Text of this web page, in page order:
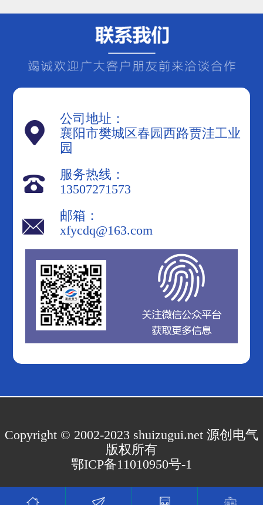
机等。在选择无功补
公司地址：
襄阳市樊城区春园西路贾洼工业
园
服务热线：
13507271573
邮箱：
xfycdq@163.com
Copyright © 2002-2023 shuizugui.net 源创电气
版权所有
鄂ICP备11010950号-1